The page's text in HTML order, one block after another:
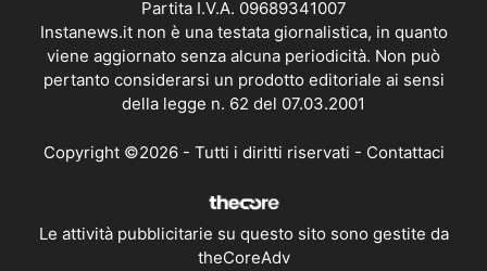
Partita I.V.A. 09689341007
Instanews.it non è una testata giornalistica, in quanto
viene aggiornato senza alcuna periodicità. Non può
pertanto considerarsi un prodotto editoriale ai sensi
della legge n. 62 del 07.03.2001
Copyright ©2026 - Tutti i diritti riservati - Contattaci
Le attività pubblicitarie su questo sito sono gestite da
theCoreAdv